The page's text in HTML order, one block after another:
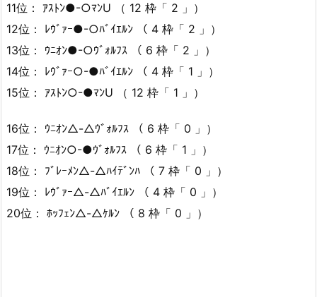
11位： ｱｽﾄﾝ●-○ﾏﾝU （ 12 枠「 2 」）
12位： ﾚｳﾞｧｰ●-○ﾊﾞｲｴﾙﾝ （ 4 枠「 2 」）
13位： ｳﾆｵﾝ●-○ｳﾞｫﾙﾌｽ （ 6 枠「 2 」）
14位： ﾚｳﾞｧｰ○-●ﾊﾞｲｴﾙﾝ （ 4 枠「 1 」）
15位： ｱｽﾄﾝ○-●ﾏﾝU （ 12 枠「 1 」）
16位： ｳﾆｵﾝ△-△ｳﾞｫﾙﾌｽ （ 6 枠「 0 」）
17位： ｳﾆｵﾝ○-●ｳﾞｫﾙﾌｽ （ 6 枠「 1 」）
18位： ﾌﾞﾚｰﾒﾝ△-△ﾊｲﾃﾞﾝﾊ （ 7 枠「 0 」）
19位： ﾚｳﾞｧｰ△-△ﾊﾞｲｴﾙﾝ （ 4 枠「 0 」）
20位： ﾎｯﾌｪﾝ△-△ｹﾙﾝ （ 8 枠「 0 」）